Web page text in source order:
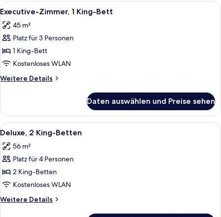
Alle
Fotos
für
Executive-
Zimmer,
1 King-
Bett
anzeigen
Ein ordentlich eingerichtetes
5
Executive-Zimmer, 1 King-Bett
45 m²
Platz für 3 Personen
1 King-Bett
Kostenloses WLAN
Weitere Details
Weitere
Zimmer,
1 King-
Bett
Daten auswählen und Preise sehen
Alle
Fotos
für
Deluxe,
2
King-
Betten
anzeigen
Ein Hotelzimmer mit einem großen
11
Deluxe, 2 King-Betten
56 m²
Platz für 4 Personen
2 King-Betten
Kostenloses WLAN
Weitere Details
Weitere